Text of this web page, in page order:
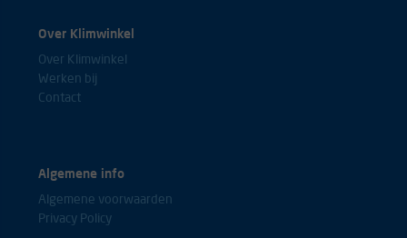
Over Klimwinkel
Over Klimwinkel
Werken bij
Contact
Algemene info
Algemene voorwaarden
Privacy Policy